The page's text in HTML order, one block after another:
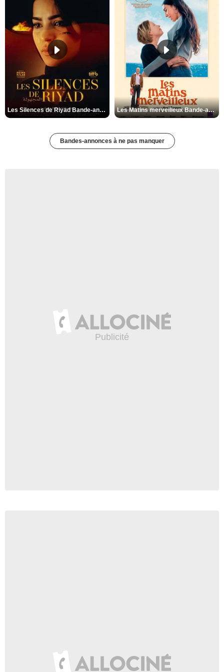
Les Silences de Riyad Bande-annonce VO STFR Les Matins merveilleux Bande-annonce VF
Bandes-annonces à ne pas manquer